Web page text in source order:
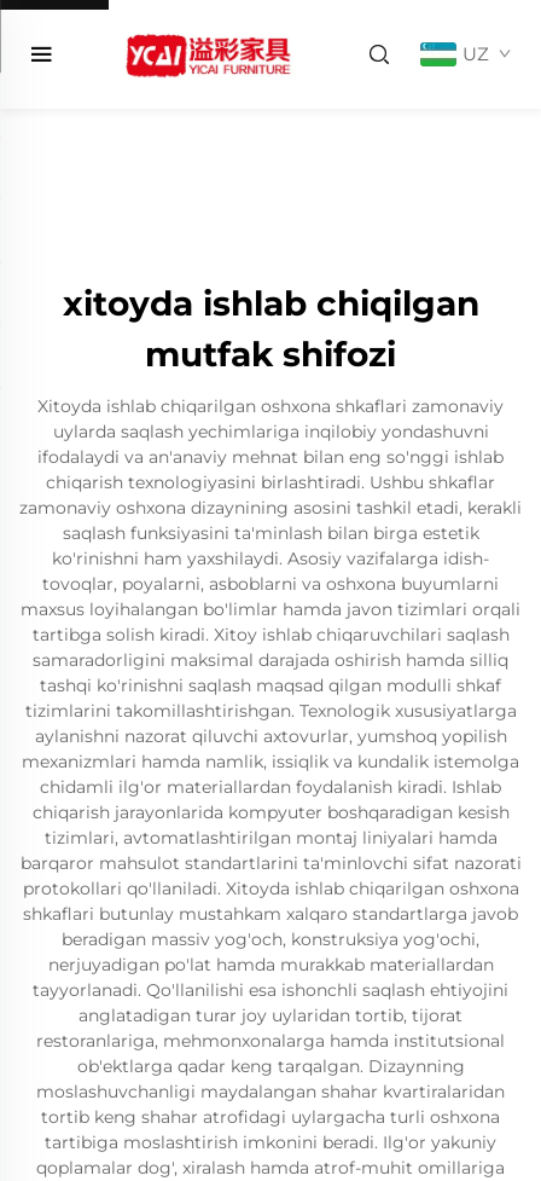
UZ
xitoyda ishlab chiqilgan
mutfak shifozi
Xitoyda ishlab chiqarilgan oshxona shkaflari zamonaviy
uylarda saqlash yechimlariga inqilobiy yondashuvni
ifodalaydi va an'anaviy mehnat bilan eng so'nggi ishlab
chiqarish texnologiyasini birlashtiradi. Ushbu shkaflar
zamonaviy oshxona dizaynining asosini tashkil etadi, kerakli
saqlash funksiyasini ta'minlash bilan birga estetik
ko'rinishni ham yaxshilaydi. Asosiy vazifalarga idish-
tovoqlar, poyalarni, asboblarni va oshxona buyumlarni
maxsus loyihalangan bo'limlar hamda javon tizimlari orqali
tartibga solish kiradi. Xitoy ishlab chiqaruvchilari saqlash
samaradorligini maksimal darajada oshirish hamda silliq
tashqi ko'rinishni saqlash maqsad qilgan modulli shkaf
tizimlarini takomillashtirishgan. Texnologik xususiyatlarga
aylanishni nazorat qiluvchi axtovurlar, yumshoq yopilish
mexanizmlari hamda namlik, issiqlik va kundalik istemolga
chidamli ilg'or materiallardan foydalanish kiradi. Ishlab
chiqarish jarayonlarida kompyuter boshqaradigan kesish
tizimlari, avtomatlashtirilgan montaj liniyalari hamda
barqaror mahsulot standartlarini ta'minlovchi sifat nazorati
protokollari qo'llaniladi. Xitoyda ishlab chiqarilgan oshxona
shkaflari butunlay mustahkam xalqaro standartlarga javob
beradigan massiv yog'och, konstruksiya yog'ochi,
nerjuyadigan po'lat hamda murakkab materiallardan
tayyorlanadi. Qo'llanilishi esa ishonchli saqlash ehtiyojini
anglatadigan turar joy uylaridan tortib, tijorat
restoranlariga, mehmonxonalarga hamda institutsional
ob'ektlarga qadar keng tarqalgan. Dizaynning
moslashuvchanligi maydalangan shahar kvartiralaridan
tortib keng shahar atrofidagi uylargacha turli oshxona
tartibiga moslashtirish imkonini beradi. Ilg'or yakuniy
qoplamalar dog', xiralash hamda atrof-muhit omillariga